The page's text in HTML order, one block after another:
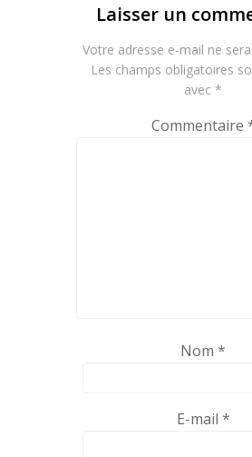
Laisser un
Votre adresse e-mail ne
Les champs obligatoires
avec *
Commentaire
Nom *
E-mail *